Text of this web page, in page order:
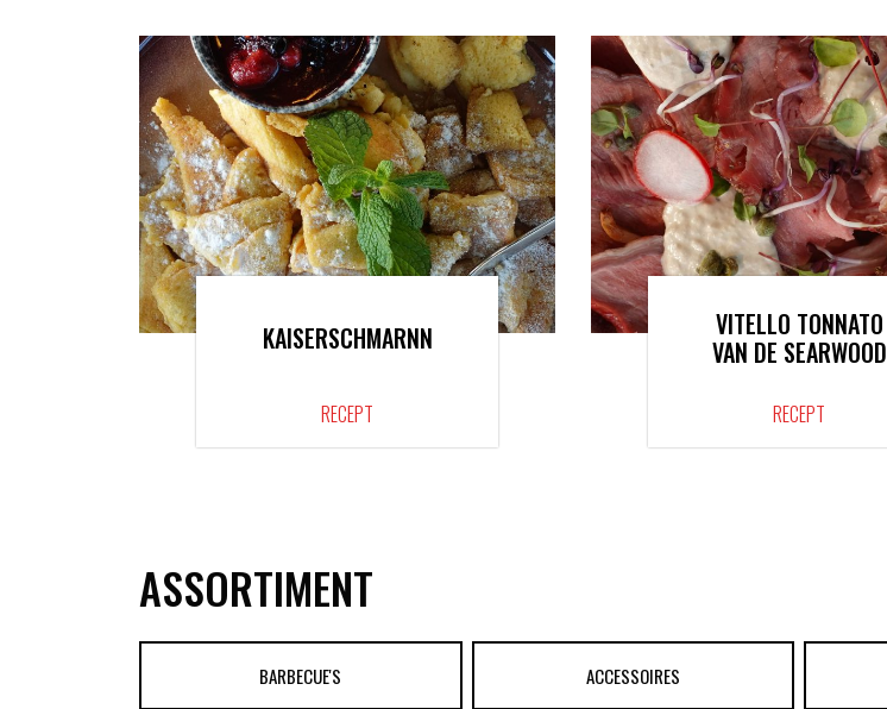
KAISERSCHMARNN
RECEPT
VITELLO TONNATO
VAN DE SEARWOOD
RECEPT
ASSORTIMENT
BARBECUE'S ACCESSOIRES